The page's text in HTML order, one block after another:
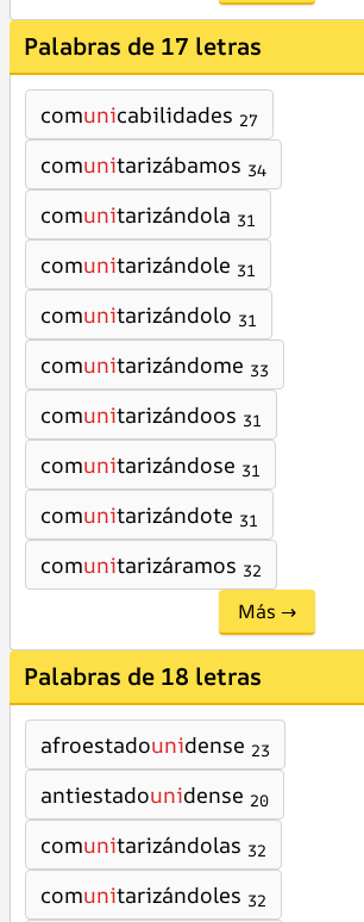
Palabras de 17 letras
comunicabilidades 27
comunitarizábamos 34
comunitarizándola 31
comunitarizándole 31
comunitarizándolo 31
comunitarizándome 33
comunitarizándoos 31
comunitarizándose 31
comunitarizándote 31
comunitarizáramos 32
Más →
Palabras de 18 letras
afroestadounidense 23
antiestadounidense 20
comunitarizándolas 32
comunitarizándoles 32